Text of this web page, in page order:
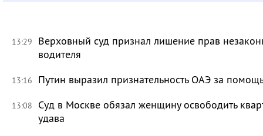
13:29
Верховный суд признал лишение прав
водителя
13:16 Путин выразил признательность ОАЭ за
13:08
Суд в Москве обязал женщину освободить
удава